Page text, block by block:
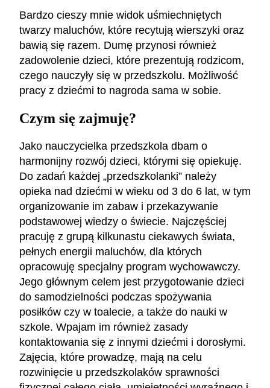
Bardzo cieszy mnie widok uśmiechniętych
twarzy maluchów, które recytują wierszyki oraz
bawią się razem. Dumę przynosi również
zadowolenie dzieci, które prezentują rodzicom,
czego nauczyły się w przedszkolu. Możliwość
pracy z dziećmi to nagroda sama w sobie.
Czym się zajmuję?
Jako nauczycielka przedszkola dbam o
harmonijny rozwój dzieci, którymi się opiekuję.
Do zadań każdej „przedszkolanki” należy
opieka nad dziećmi w wieku od 3 do 6 lat, w tym
organizowanie im zabaw i przekazywanie
podstawowej wiedzy o świecie. Najczęściej
pracuję z grupą kilkunastu ciekawych świata,
pełnych energii maluchów, dla których
opracowuję specjalny program wychowawczy.
Jego głównym celem jest przygotowanie dzieci
do samodzielności podczas spożywania
posiłków czy w toalecie, a także do nauki w
szkole. Wpajam im również zasady
kontaktowania się z innymi dziećmi i dorosłymi.
Zajęcia, które prowadzę, mają na celu
rozwinięcie u przedszkolaków sprawności